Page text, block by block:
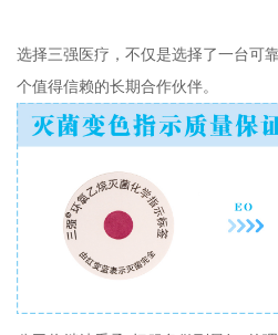
选择三强医疗，不仅是选择了一台可
个值得信赖的长期合作伙伴。